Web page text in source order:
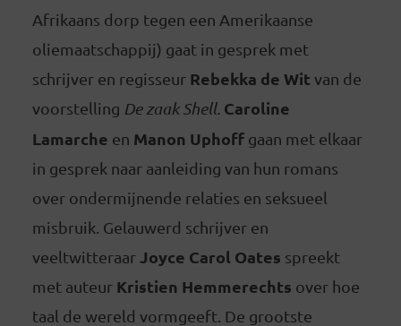
Afrikaans dorp tegen een Amerikaanse
oliemaatschappij) gaat in gesprek met
schrijver en regisseur Rebekka de Wit van de
voorstelling De zaak Shell. Caroline
Lamarche en Manon Uphoff gaan met elkaar
in gesprek naar aanleiding van hun romans
over ondermijnende relaties en seksueel
misbruik. Gelauwerd schrijver en
veeltwitteraarJoyce Carol Oates spreekt
met auteurKristien Hemmerechts over hoe
taal de wereld vormgeeft. De grootste